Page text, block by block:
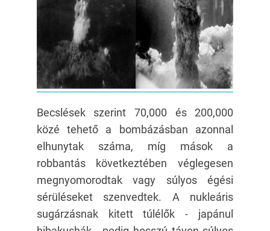
Becslések szerint 70,000 és 200,000
közé tehető a bombázásban azonnal
elhunytak száma, míg mások a
robbantás következtében véglegesen
megnyomorodtak vagy súlyos égési
sérüléseket szenvedtek. A nukleáris
sugárzásnak kitett túlélők - japánul